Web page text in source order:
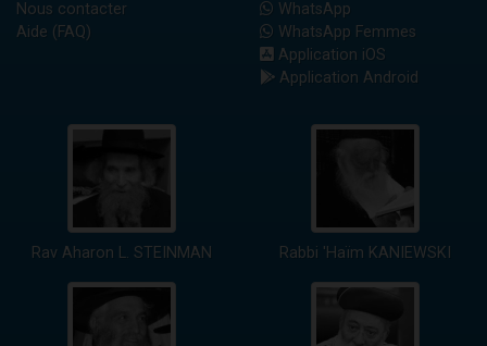
Nous contacter
Aide (FAQ)
WhatsApp
WhatsApp Femmes
Application iOS
Application Android
Rav Aharon L. STEINMAN Rabbi 'Haïm KANIEWSKI